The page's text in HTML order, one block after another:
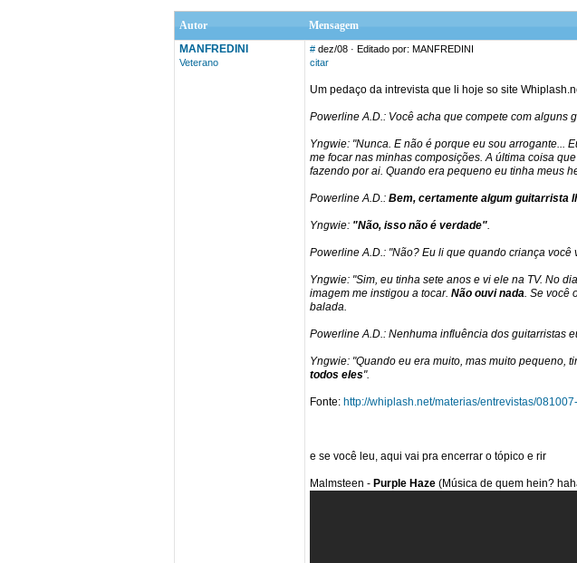
Autor
Mensagem
MANFREDINI
Veterano
# dez/08 · Editado por: MANFREDINI
citar
Um pedaço da intrevista que li hoje so site
Powerline A.D.: Você acha que compete com alguns
Yngwie: "Nunca. E não é porque eu sou arrogante...
me focar nas minhas composições. A última coisa
fazendo por ai. Quando era pequeno eu tinha meus
Powerline A.D.: Bem, certamente algum guitarrista
Yngwie: "Não, isso não é verdade".
Powerline A.D.: "Não? Eu li que quando criança
Yngwie: "Sim, eu tinha sete anos e vi ele na TV. No
imagem me instigou a tocar. Não ouvi nada. Se você
balada.
Powerline A.D.: Nenhuma influência dos guitarristas
Yngwie: "Quando eu era muito, mas muito pequeno,
todos eles".
Fonte: http://whiplash.net/materias/entrevistas/
e se você leu, aqui vai pra encerrar o tópico e rir
Malmsteen - Purple Haze (Música de quem hein?